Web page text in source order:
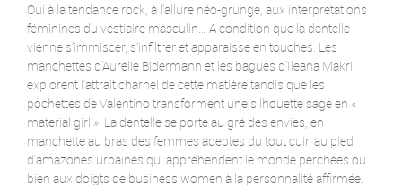
Oui à la tendance rock, à l’allure néo-grunge, aux interprétations
féminines du vestiaire masculin… A condition que la dentelle
vienne s’immiscer, s’infiltrer et apparaisse en touches. Les
manchettes d’Aurélie Bidermann et les bagues d’Ileana Makri
explorent l’attrait charnel de cette matière tandis que les
pochettes de Valentino transforment une silhouette sage en «
material girl ». La dentelle se porte au gré des envies, en
manchette au bras des femmes adeptes du tout cuir, au pied
d’amazones urbaines qui appréhendent le monde perchées ou
bien aux doigts de business women à la personnalité affirmée.